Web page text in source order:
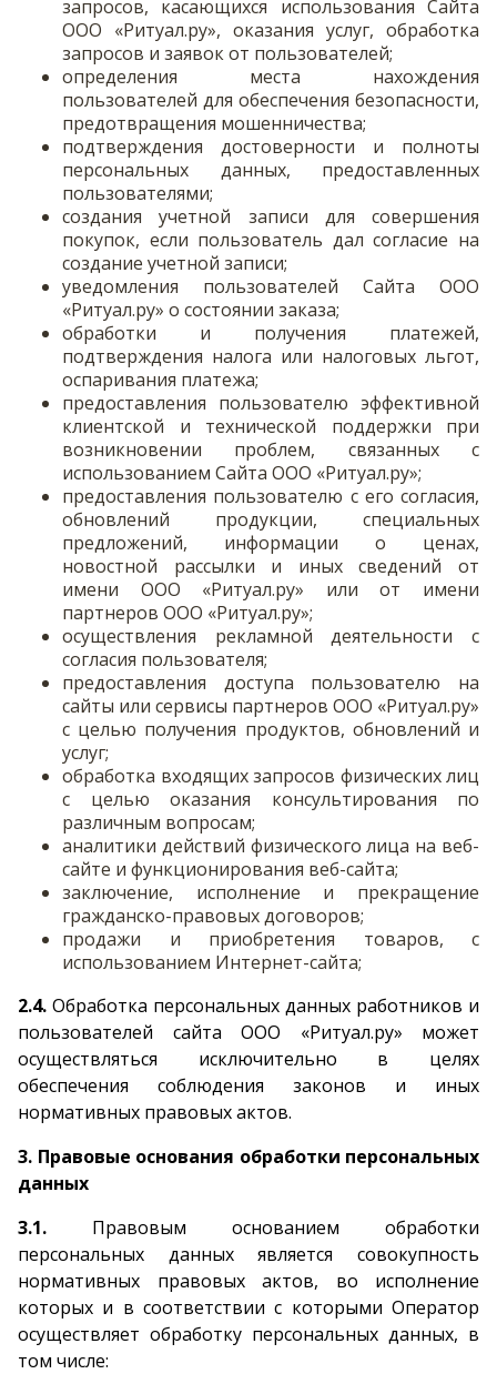
запросов, касающихся использования Сайта
ООО «Ритуал.ру», оказания услуг, обработка
запросов и заявок от пользователей;
определения места нахождения
пользователей для обеспечения безопасности,
предотвращения мошенничества;
подтверждения достоверности и полноты
персональных данных, предоставленных
пользователями;
создания учетной записи для совершения
покупок, если пользователь дал согласие на
создание учетной записи;
уведомления пользователей Сайта ООО
«Ритуал.ру» о состоянии заказа;
обработки и получения платежей,
подтверждения налога или налоговых льгот,
оспаривания платежа;
предоставления пользователю эффективной
клиентской и технической поддержки при
возникновении проблем, связанных с
использованием Сайта ООО «Ритуал.ру»;
предоставления пользователю с его согласия,
обновлений продукции, специальных
предложений, информации о ценах,
новостной рассылки и иных сведений от
имени ООО «Ритуал.ру» или от имени
партнеров ООО «Ритуал.ру»;
осуществления рекламной деятельности с
согласия пользователя;
предоставления доступа пользователю на
сайты или сервисы партнеров ООО «Ритуал.ру»
с целью получения продуктов, обновлений и
услуг;
обработка входящих запросов физических лиц
с целью оказания консультирования по
различным вопросам;
аналитики действий физического лица на веб-
сайте и функционирования веб-сайта;
заключение, исполнение и прекращение
гражданско-правовых договоров;
продажи и приобретения товаров, с
использованием Интернет-сайта;
2.4. Обработка персональных данных работников и
пользователей сайта ООО «Ритуал.ру» может
осуществляться исключительно в целях
обеспечения соблюдения законов и иных
нормативных правовых актов.
3. Правовые основания обработки персональных
данных
3.1. Правовым основанием обработки
персональных данных является совокупность
нормативных правовых актов, во исполнение
которых и в соответствии с которыми Оператор
осуществляет обработку персональных данных, в
том числе: